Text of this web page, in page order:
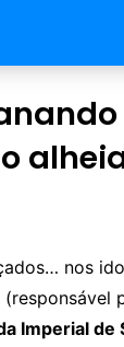
nos
(responsável
Imperial de